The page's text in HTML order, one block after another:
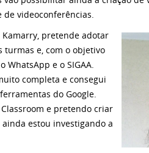
de videoconferências.
pretende adotar
turmas e, com o objetivo
WhatsApp e o SIGAA.
completa e consegui
do Google.
e pretendo criar
estou investigando a